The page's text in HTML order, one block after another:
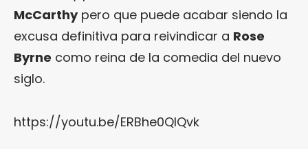
McCarthypero que puede acabar siendo la
excusa definitiva para reivindicar a Rose
Byrne como reina de la comedia del nuevo
siglo.
https://youtu.be/ERBhe0QlQvk